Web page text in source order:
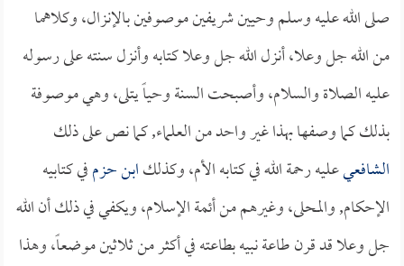
صلى الله عليه وسلم وحيين شريفين موصوفين بالإنزال، وكلاهما
من الله جل وعلا، أنزل الله جل وعلا كتابه وأنزل سنته على رسوله
عليه الصلاة والسلام، وأصبحت السنة وحياً يتلى، وهي موصوفة
بذلك كما وصفها بهذا غير واحد من العلماء, كما نص على ذلك
الشافعيعليه رحمة الله في كتابه الأم، وكذلكابن حزمفي كتابيه
الإحكام, والمحلى، وغيرهم من أئمة الإسلام، ويكفي في ذلك أن الله
جل وعلا قد قرن طاعة نبيه بطاعته في أكثر من ثلاثين موضعاً، وهذا